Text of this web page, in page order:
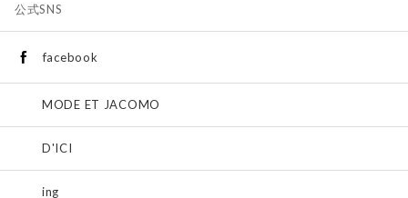
公式SNS
facebook
MODE ET JACOMO
D'ICI
ing